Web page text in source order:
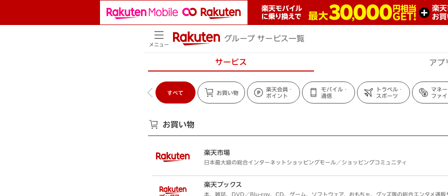
メニュー
グループ サービス一覧
サービス アプ
すべて お買い物
楽天会員・
ポイント
モバイル・
通信
トラベル・
スポーツ
マネ
ファ
お買い物
楽天市場
日本最大級の総合インターネットショッピングモール／ショッピングコミュニティ
楽天ブックス
本、雑誌、DVD／Blu-ray、CD、ゲーム、ソフトウェア、おもちゃ、グッズ等の総合エンタメ通販